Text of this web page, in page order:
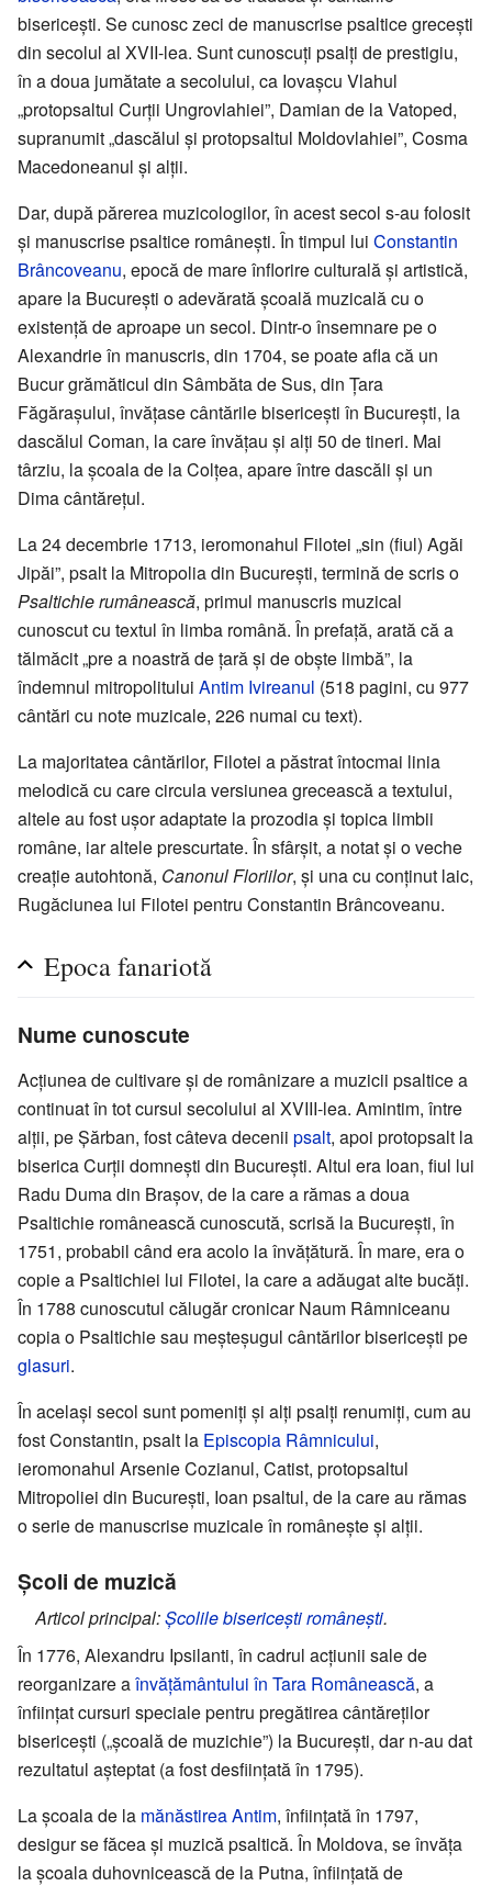
bisericești. Se cunosc zeci de manuscrise psaltice grecești
din secolul al XVII-lea. Sunt cunoscuți psalți de prestigiu,
în a doua jumătate a secolului, ca Iovașcu Vlahul
„protopsaltul Curții Ungrovlahiei”, Damian de la Vatoped,
supranumit „dascălul și protopsaltul Moldovlahiei”, Cosma
Macedoneanul și alții.
Dar, după părerea muzicologilor, în acest secol s-au folosit
și manuscrise psaltice românești. În timpul lui Constantin
Brâncoveanu, epocă de mare înflorire culturală și artistică,
apare la București o adevărată școală muzicală cu o
existență de aproape un secol. Dintr-o însemnare pe o
Alexandrie în manuscris, din 1704, se poate afla că un
Bucur grămăticul din Sâmbăta de Sus, din Țara
Făgărașului, învățase cântările bisericești în București, la
dascălul Coman, la care învățau și alți 50 de tineri. Mai
târziu, la școala de la Colțea, apare între dascăli și un
Dima cântărețul.
La 24 decembrie 1713, ieromonahul Filotei „sin (fiul) Agăi
Jipăi”, psalt la Mitropolia din București, termină de scris o
Psaltichie rumânească, primul manuscris muzical
cunoscut cu textul în limba română. În prefață, arată că a
tălmăcit „pre a noastră de țară și de obște limbă”, la
îndemnul mitropolitului Antim Ivireanul (518 pagini, cu 977
cântări cu note muzicale, 226 numai cu text).
La majoritatea cântărilor, Filotei a păstrat întocmai linia
melodică cu care circula versiunea grecească a textului,
altele au fost ușor adaptate la prozodia și topica limbii
române, iar altele prescurtate. În sfârșit, a notat și o veche
creație autohtonă, Canonul Floriilor, și una cu conținut laic,
Rugăciunea lui Filotei pentru Constantin Brâncoveanu.
Epoca fanariotă
Nume cunoscute
Acțiunea de cultivare și de românizare a muzicii psaltice a
continuat în tot cursul secolului al XVIII-lea. Amintim, între
alții, pe Șărban, fost câteva decenii psalt, apoi protopsalt la
biserica Curții domnești din București. Altul era Ioan, fiul lui
Radu Duma din Brașov, de la care a rămas a doua
Psaltichie românească cunoscută, scrisă la București, în
1751, probabil când era acolo la învățătură. În mare, era o
copie a Psaltichiei lui Filotei, la care a adăugat alte bucăți.
În 1788 cunoscutul călugăr cronicar Naum Râmniceanu
copia o Psaltichie sau meșteșugul cântărilor bisericești pe
glasuri.
În același secol sunt pomeniți și alți psalți renumiți, cum au
fost Constantin, psalt la Episcopia Râmnicului,
ieromonahul Arsenie Cozianul, Catist, protopsaltul
Mitropoliei din București, Ioan psaltul, de la care au rămas
o serie de manuscrise muzicale în românește și alții.
Școli de muzică
Articol principal:Școlile bisericești românești.
În 1776, Alexandru Ipsilanti, în cadrul acțiunii sale de
reorganizare aînvățământului în Tara Românească, a
înființat cursuri speciale pentru pregătirea cântăreților
bisericești („școală de muzichie”) la București, dar n-au dat
rezultatul așteptat (a fost desființată în 1795).
La școala de la mănăstirea Antim, înființată în 1797,
desigur se făcea și muzică psaltică. În Moldova, se învăța
la școala duhovnicească de la Putna, înființată de